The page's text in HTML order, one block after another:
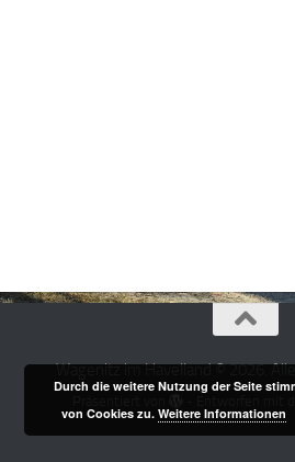
Wagenitz im Havelland © 2026.
- Entworfen mit
Durch die weitere Nutzung der Seite
von Cookies zu.Weitere Informationen